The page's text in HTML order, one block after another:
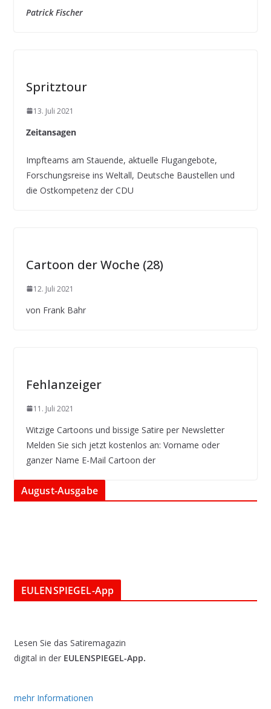
Patrick Fischer
Spritztour
13. Juli 2021
Zeitansagen
Impfteams am Stauende, aktuelle Flugangebote,
Forschungsreise ins Weltall, Deutsche Baustellen und
die Ostkompetenz der CDU
Cartoon der Woche (28)
12. Juli 2021
von Frank Bahr
Fehlanzeiger
11. Juli 2021
Witzige Cartoons und bissige Satire per Newsletter
Melden Sie sich jetzt kostenlos an: Vorname oder
ganzer Name E-Mail Cartoon der
August-Ausgabe
EULENSPIEGEL-App
Lesen Sie das Satiremagazin
digital in der EULENSPIEGEL-App.
mehr Informationen